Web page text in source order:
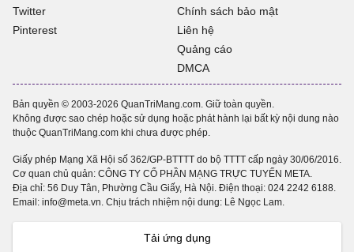
Twitter
Pinterest
Chính sách bảo mật
Liên hệ
Quảng cáo
DMCA
Bản quyền © 2003-2026 QuanTriMang.com. Giữ toàn quyền.
Không được sao chép hoặc sử dụng hoặc phát hành lại bất kỳ nội dung nào
thuộc QuanTriMang.com khi chưa được phép.
Giấy phép Mạng Xã Hội số 362/GP-BTTTT do bộ TTTT cấp ngày 30/06/2016.
Cơ quan chủ quản: CÔNG TY CỔ PHẦN MẠNG TRỰC TUYẾN META.
Địa chỉ: 56 Duy Tân, Phường Cầu Giấy, Hà Nội. Điện thoại: 024 2242 6188.
Email: info@meta.vn. Chịu trách nhiệm nội dung: Lê Ngọc Lam.
Tải ứng dụng